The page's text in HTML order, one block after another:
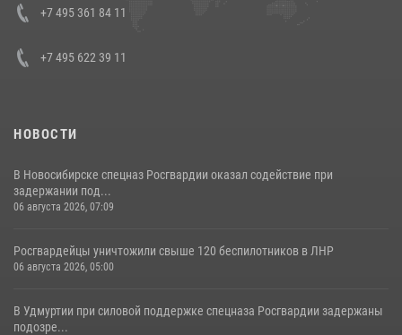
+7 495 361 84 11
+7 495 622 39 11
НОВОСТИ
В Новосибирске спецназ Росгвардии оказал содействие при
задержании под...
06 августа 2026, 07:09
Росгвардейцы уничтожили свыше 120 беспилотников в ЛНР
06 августа 2026, 05:00
В Удмуртии при силовой поддержке спецназа Росгвардии задержаны
подозре...